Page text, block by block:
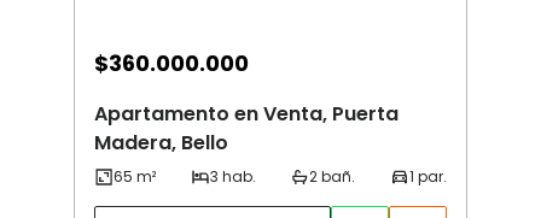
$360.000.000
Apartamento en Venta, Puerta
Madera, Bello